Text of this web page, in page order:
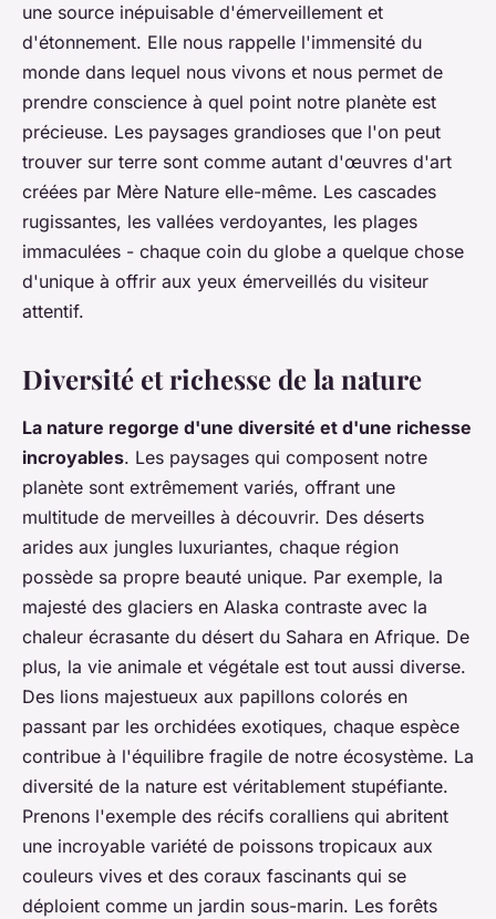
une source inépuisable d'émerveillement et
d'étonnement. Elle nous rappelle l'immensité du
monde dans lequel nous vivons et nous permet de
prendre conscience à quel point notre planète est
précieuse. Les paysages grandioses que l'on peut
trouver sur terre sont comme autant d'œuvres d'art
créées par Mère Nature elle-même. Les cascades
rugissantes, les vallées verdoyantes, les plages
immaculées - chaque coin du globe a quelque chose
d'unique à offrir aux yeux émerveillés du visiteur
attentif.
Diversité et richesse de la nature
La nature regorge d'une diversité et d'une richesse
incroyables. Les paysages qui composent notre
planète sont extrêmement variés, offrant une
multitude de merveilles à découvrir. Des déserts
arides aux jungles luxuriantes, chaque région
possède sa propre beauté unique. Par exemple, la
majesté des glaciers en Alaska contraste avec la
chaleur écrasante du désert du Sahara en Afrique. De
plus, la vie animale et végétale est tout aussi diverse.
Des lions majestueux aux papillons colorés en
passant par les orchidées exotiques, chaque espèce
contribue à l'équilibre fragile de notre écosystème. La
diversité de la nature est véritablement stupéfiante.
Prenons l'exemple des récifs coralliens qui abritent
une incroyable variété de poissons tropicaux aux
couleurs vives et des coraux fascinants qui se
déploient comme un jardin sous-marin. Les forêts